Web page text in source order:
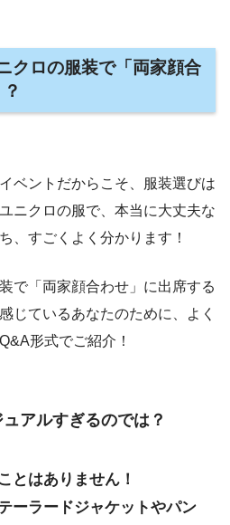
クロの服装で「両家顔合
ベントだからこそ、服装選びは
ニクロの服で、本当に大丈夫な
、すごくよく分かります！
で「両家顔合わせ」に出席する
じているあなたのために、よく
形式でご紹介！
アルすぎるのでは？
とはありません！
ーラードジャケットやパン